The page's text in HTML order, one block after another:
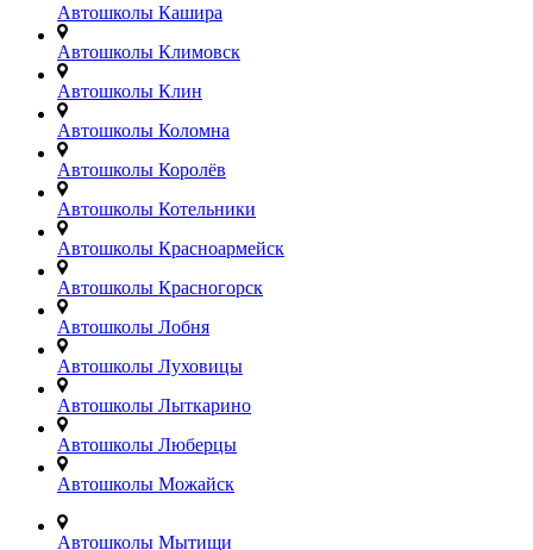
Автошколы Кашира
Автошколы Климовск
Автошколы Клин
Автошколы Коломна
Автошколы Королёв
Автошколы Котельники
Автошколы Красноармейск
Автошколы Красногорск
Автошколы Лобня
Автошколы Луховицы
Автошколы Лыткарино
Автошколы Люберцы
Автошколы Можайск
Автошколы Мытищи